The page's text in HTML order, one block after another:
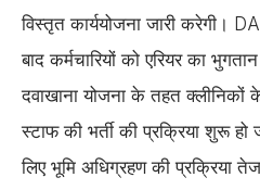
विस्तृत कार्ययोजना जारी करेगी।
बाद कर्मचारियों को एरियर का
दवाखाना योजना के तहत
स्टाफ की भर्ती की प्रक्रिया शुरू
लिए भूमि अधिग्रहण की प्रक्रिया